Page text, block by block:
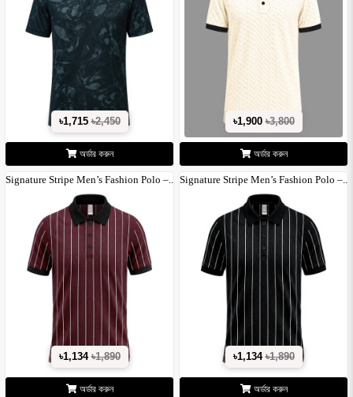
৳1,715৳2,450
অর্ডার করুন
৳1,900৳3,800
অর্ডার করুন
Signature Stripe Men’s Fashion Polo –..
৳1,134৳1,890
অর্ডার করুন
Signature Stripe Men’s Fashion Polo –..
৳1,134৳1,890
অর্ডার করুন